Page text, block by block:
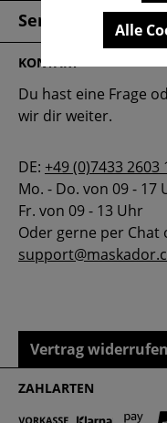
Service & FAQ
KONTAKT
Du hast eine Frage
wir dir weiter.
DE: +49 (0)7433 2603
Mo. - Do. von 09 - 17
Fr. von 09 - 13 Uhr
Oder gerne per Chat
Vertrag widerrufen
ZAHLARTEN
Alle